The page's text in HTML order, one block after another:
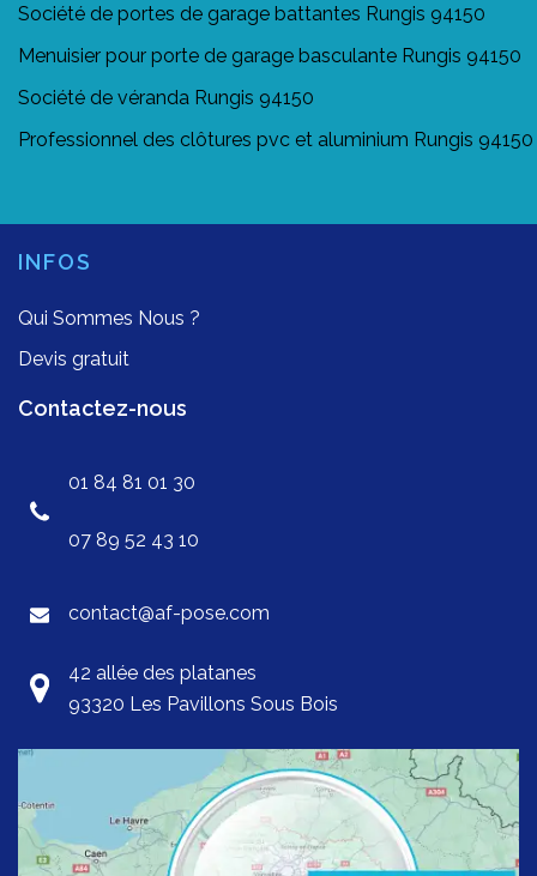
Société de portes de garage battantes Rungis 94150
Menuisier pour porte de garage basculante Rungis 94150
Société de véranda Rungis 94150
Professionnel des clôtures pvc et aluminium Rungis 94150
INFOS
Qui Sommes Nous ?
Devis gratuit
Contactez-nous
01 84 81 01 30
07 89 52 43 10
contact@af-pose.com
42 allée des platanes
93320 Les Pavillons Sous Bois